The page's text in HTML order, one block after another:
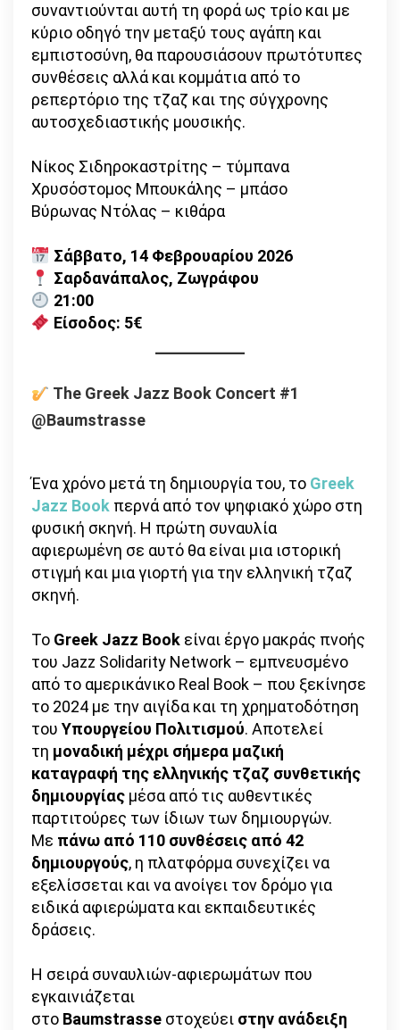
συναντιούνται αυτή τη φορά ως τρίο και με
κύριο οδηγό την μεταξύ τους αγάπη και
εμπιστοσύνη, θα παρουσιάσουν πρωτότυπες
συνθέσεις αλλά και κομμάτια από το
ρεπερτόριο της τζαζ και της σύγχρονης
αυτοσχεδιαστικής μουσικής.
Νίκος Σιδηροκαστρίτης – τύμπανα
Χρυσόστομος Μπουκάλης – μπάσο
Βύρωνας Ντόλας – κιθάρα
Σάββατο, 14 Φεβρουαρίου 2026
Σαρδανάπαλος, Ζωγράφου
21:00
Είσοδος: 5€
The Greek Jazz Book Concert #1
@Baumstrasse
Ένα χρόνο μετά τη δημιουργία του, το Greek
Jazz Book περνά από τον ψηφιακό χώρο στη
φυσική σκηνή. Η πρώτη συναυλία
αφιερωμένη σε αυτό θα είναι μια ιστορική
στιγμή και μια γιορτή για την ελληνική τζαζ
σκηνή.
Το Greek Jazz Book είναι έργο μακράς πνοής
του Jazz Solidarity Network – εμπνευσμένο
από το αμερικάνικο Real Book – που ξεκίνησε
το 2024 με την αιγίδα και τη χρηματοδότηση
του Υπουργείου Πολιτισμού. Αποτελεί
τη μοναδική μέχρι σήμερα μαζική
καταγραφή της ελληνικής τζαζ συνθετικής
δημιουργίας μέσα από τις αυθεντικές
παρτιτούρες των ίδιων των δημιουργών.
Με πάνω από 110 συνθέσεις από 42
δημιουργούς, η πλατφόρμα συνεχίζει να
εξελίσσεται και να ανοίγει τον δρόμο για
ειδικά αφιερώματα και εκπαιδευτικές
δράσεις.
Η σειρά συναυλιών-αφιερωμάτων που
εγκαινιάζεται
στο Baumstrasse στοχεύει στην ανάδειξη